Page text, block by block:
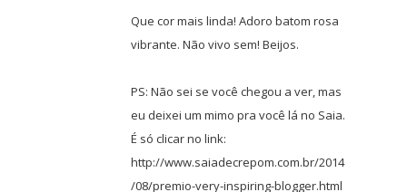
Que cor mais linda! Adoro batom rosa
vibrante. Não vivo sem! Beijos.
PS: Não sei se você chegou a ver, mas
eu deixei um mimo pra você lá no Saia.
É só clicar no link:
http://www.saiadecrepom.com.br/2014
/08/premio-very-inspiring-blogger.html